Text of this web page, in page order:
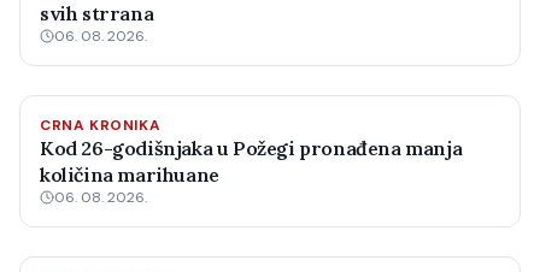
svih strrana
06. 08. 2026.
CRNA KRONIKA
Kod 26-godišnjaka u Požegi pronađena manja
količina marihuane
06. 08. 2026.